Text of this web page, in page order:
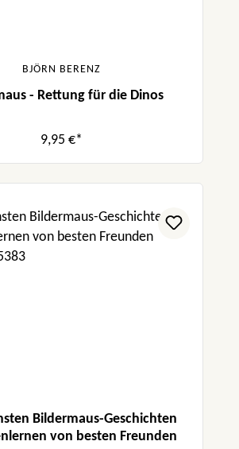
BJÖRN BERENZ
- Rettung für die Dinos
9,95 €*
Bildermaus-Geschichten
von besten Freunden